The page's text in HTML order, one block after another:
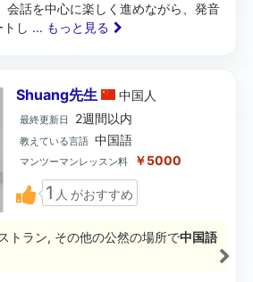
会話を中心に楽しく進めながら、発音
し ... もっと見る
Shuang先生 中国 人
最終更新日 2週間以内
教えている言語 中国語
マンツーマンレッスン料 ￥5000
1 人 がおすすめ
トラン, その他の公然の場所で中国語